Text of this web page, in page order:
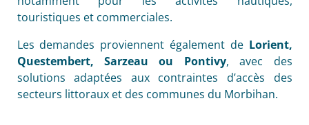
touristiques et commerciales.
Les demandes proviennent également de Lorient,
Questembert, Sarzeau ou Pontivy, avec des
solutions adaptées aux contraintes d’accès des
secteurs littoraux et des communes du Morbihan.